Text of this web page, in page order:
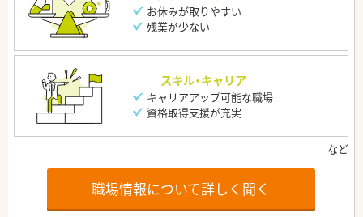
お休みが取りやすい
残業が少ない
スキル・キャリア
キャリアアップ可能な職場
資格取得支援が充実
職場情報について詳しく聞く